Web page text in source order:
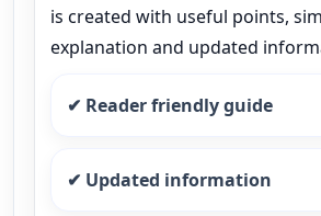
is created with useful points,
explanation and updated
✔ Reader friendly guide
✔ Updated information